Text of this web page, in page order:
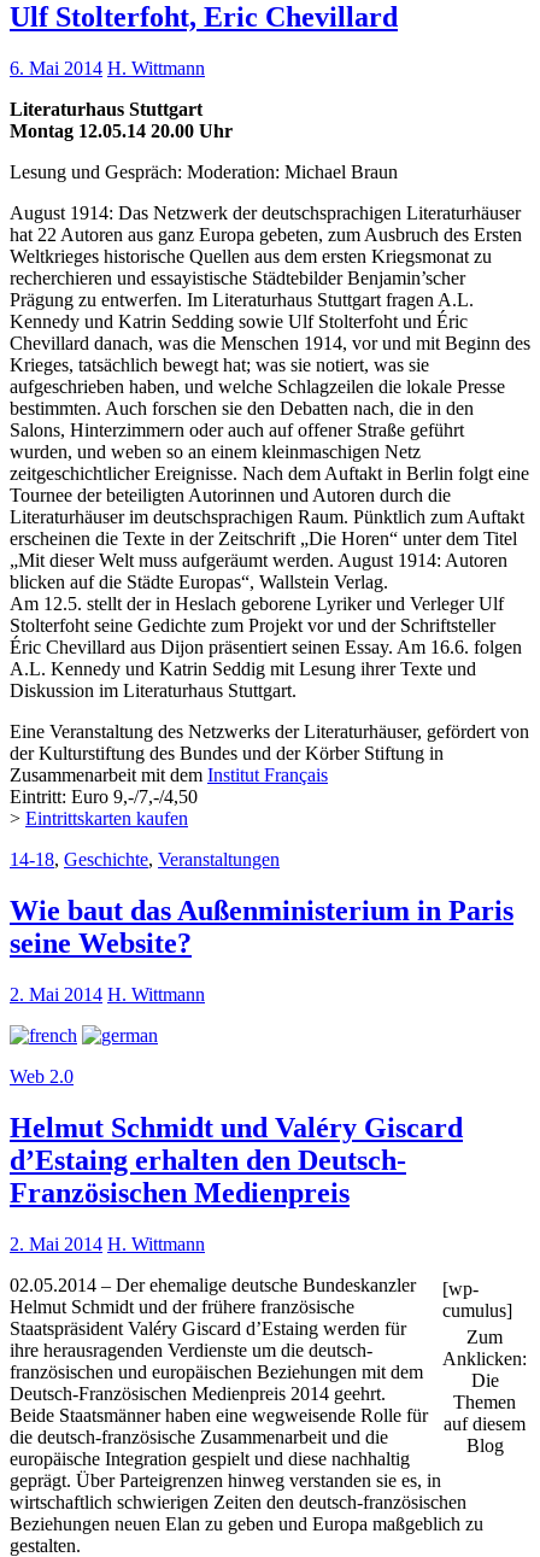
Ulf Stolterfoht, Eric Chevillard
6. Mai 2014 H. Wittmann
Literaturhaus Stuttgart
Montag 12.05.14 20.00 Uhr
Lesung und Gespräch: Moderation: Michael Braun
August 1914: Das Netzwerk der deutschsprachigen Literaturhäuser
hat 22 Autoren aus ganz Europa gebeten, zum Ausbruch des Ersten
Weltkrieges historische Quellen aus dem ersten Kriegsmonat zu
recherchieren und essayistische Städtebilder Benjamin’scher
Prägung zu entwerfen. Im Literaturhaus Stuttgart fragen A.L.
Kennedy und Katrin Sedding sowie Ulf Stolterfoht und Éric
Chevillard danach, was die Menschen 1914, vor und mit Beginn des
Krieges, tatsächlich bewegt hat; was sie notiert, was sie
aufgeschrieben haben, und welche Schlagzeilen die lokale Presse
bestimmten. Auch forschen sie den Debatten nach, die in den
Salons, Hinterzimmern oder auch auf offener Straße geführt
wurden, und weben so an einem kleinmaschigen Netz
zeitgeschichtlicher Ereignisse. Nach dem Auftakt in Berlin folgt eine
Tournee der beteiligten Autorinnen und Autoren durch die
Literaturhäuser im deutschsprachigen Raum. Pünktlich zum Auftakt
erscheinen die Texte in der Zeitschrift „Die Horen“ unter dem Titel
„Mit dieser Welt muss aufgeräumt werden. August 1914: Autoren
blicken auf die Städte Europas“, Wallstein Verlag.
Am 12.5. stellt der in Heslach geborene Lyriker und Verleger Ulf
Stolterfoht seine Gedichte zum Projekt vor und der Schriftsteller
Éric Chevillard aus Dijon präsentiert seinen Essay. Am 16.6. folgen
A.L. Kennedy und Katrin Seddig mit Lesung ihrer Texte und
Diskussion im Literaturhaus Stuttgart.
Eine Veranstaltung des Netzwerks der Literaturhäuser, gefördert von
der Kulturstiftung des Bundes und der Körber Stiftung in
Zusammenarbeit mit dem Institut Français
Eintritt: Euro 9,-/7,-/4,50
> Eintrittskarten kaufen
14-18, Geschichte, Veranstaltungen
Wie baut das Außenministerium in Paris
seine Website?
2. Mai 2014 H. Wittmann
Web 2.0
Helmut Schmidt und Valéry Giscard
d’Estaing erhalten den Deutsch-
Französischen Medienpreis
2. Mai 2014 H. Wittmann
[wp-
cumulus]
Zum
Anklicken:
Die
Themen
auf diesem
Blog
02.05.2014 – Der ehemalige deutsche Bundeskanzler
Helmut Schmidt und der frühere französische
Staatspräsident Valéry Giscard d’Estaing werden für
ihre herausragenden Verdienste um die deutsch-
französischen und europäischen Beziehungen mit dem
Deutsch-Französischen Medienpreis 2014 geehrt.
Beide Staatsmänner haben eine wegweisende Rolle für
die deutsch-französische Zusammenarbeit und die
europäische Integration gespielt und diese nachhaltig
geprägt. Über Parteigrenzen hinweg verstanden sie es, in
wirtschaftlich schwierigen Zeiten den deutsch-französischen
Beziehungen neuen Elan zu geben und Europa maßgeblich zu
gestalten.